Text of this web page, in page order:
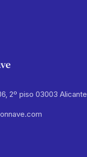
2º piso 03003 Alicante